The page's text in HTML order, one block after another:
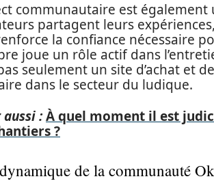
communautaire est
partagent leurs
la confiance nécessaire
joue un rôle actif dans
seulement un site d’achat et
dans le secteur du ludique.
:À quel moment il est
?
de la communauté